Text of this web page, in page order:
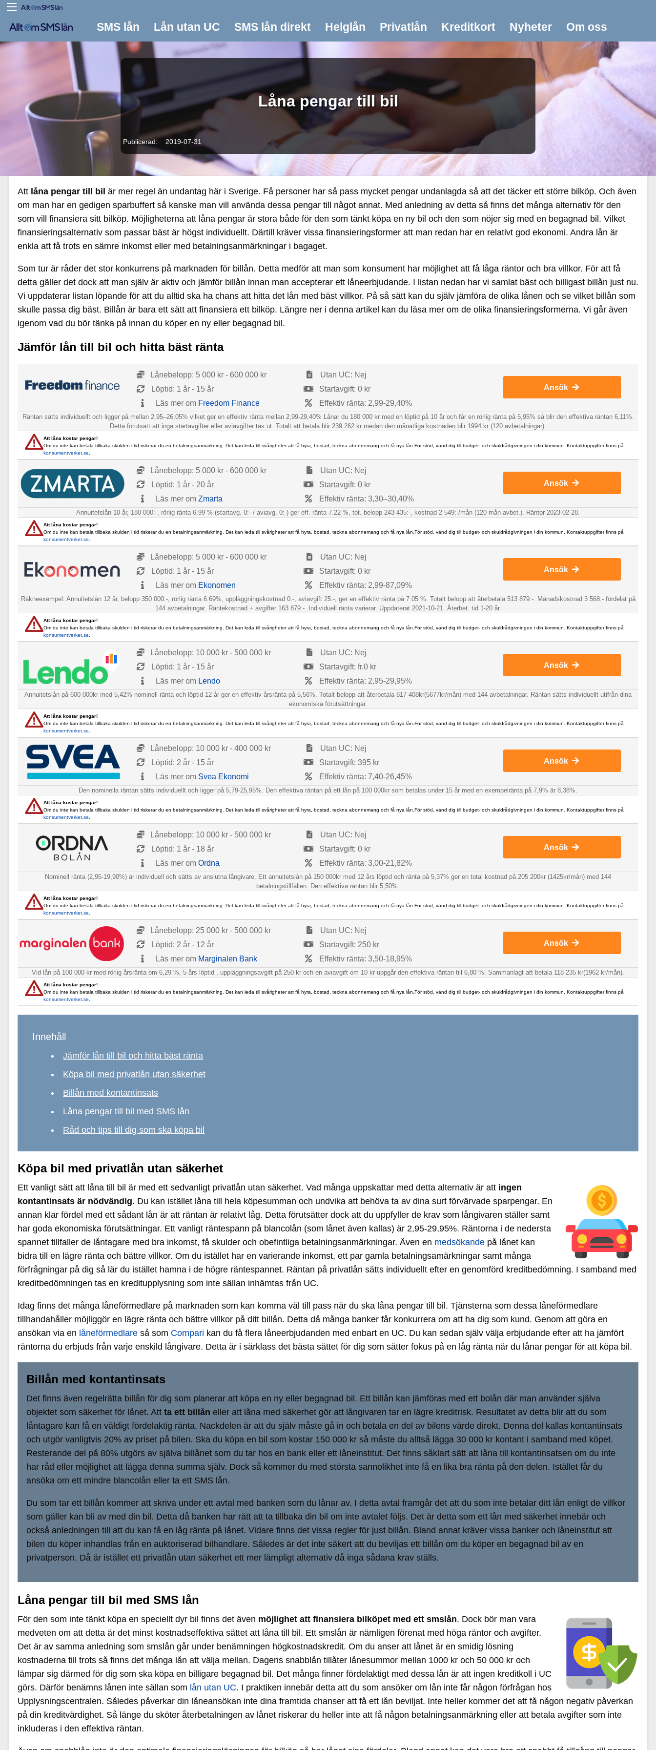
SMS lån Lån utan UC SMS lån direkt Helglån Privatlån Kreditkort Nyheter Om oss
Låna pengar till bil
Publicerad: 2019-07-31
Att låna pengar till bil är mer regel än undantag här i Sverige. Få personer har så pass mycket pengar undanlagda så att det täcker ett större bilköp. Och även
om man har en gedigen sparbuffert så kanske man vill använda dessa pengar till något annat. Med anledning av detta så finns det många alternativ för den
som vill finansiera sitt bilköp. Möjligheterna att låna pengar är stora både för den som tänkt köpa en ny bil och den som nöjer sig med en begagnad bil. Vilket
finansieringsalternativ som passar bäst är högst individuellt. Därtill kräver vissa finansieringsformer att man redan har en relativt god ekonomi. Andra lån är
enkla att få trots en sämre inkomst eller med betalningsanmärkningar i bagaget.
Som tur är råder det stor konkurrens på marknaden för billån. Detta medför att man som konsument har möjlighet att få låga räntor och bra villkor. För att få
detta gäller det dock att man själv är aktiv och jämför billån innan man accepterar ett låneerbjudande. I listan nedan har vi samlat bäst och billigast billån just nu.
Vi uppdaterar listan löpande för att du alltid ska ha chans att hitta det lån med bäst villkor. På så sätt kan du själv jämföra de olika lånen och se vilket billån som
skulle passa dig bäst. Billån är bara ett sätt att finansiera ett bilköp. Längre ner i denna artikel kan du läsa mer om de olika finansieringsformerna. Vi går även
igenom vad du bör tänka på innan du köper en ny eller begagnad bil.
Jämför lån till bil och hitta bäst ränta
Lånebelopp: 5 000 kr - 600 000 kr
Löptid: 1 år - 15 år
Läs mer om Freedom Finance
Utan UC: Nej
Startavgift: 0 kr
Effektiv ränta: 2,99-29,40%
Ansök
Räntan sätts individuellt och ligger på mellan 2,95–26,05% vilket ger en effektiv ränta mellan 2,99-29,40% Lånar du 180 000 kr med en löptid på 10 år och får en rörlig ränta på 5,95% så blir den effektiva räntan 6,11%.
Detta förutsatt att inga startavgifter eller aviavgifter tas ut. Totalt att betala blir 239 262 kr medan den månatliga kostnaden blir 1994 kr (120 avbetalningar).
Att låna kostar pengar!
Om du inte kan betala tillbaka skulden i tid riskerar du en betalningsanmärkning. Det kan leda till svårigheter att få hyra, bostad, teckna abonnemang och få nya lån.För stöd, vänd dig till budget- och skuldrådgivningen i din kommun. Kontaktuppgifter finns på
konsumentverket.se
Lånebelopp: 5 000 kr - 600 000 kr
Löptid: 1 år - 20 år
Läs mer om Zmarta
Utan UC: Nej
Startavgift: 0 kr
Effektiv ränta: 3,30–30,40%
Ansök
Annuitetslån 10 år, 180 000:-, rörlig ränta 6.99 % (startavg. 0:- / aviavg. 0:-) ger eff. ränta 7.22 %, tot. belopp 243 435:-, kostnad 2 549:-/mån (120 mån avbet.). Räntor 2023-02-28.
Att låna kostar pengar!
Om du inte kan betala tillbaka skulden i tid riskerar du en betalningsanmärkning. Det kan leda till svårigheter att få hyra, bostad, teckna abonnemang och få nya lån.För stöd, vänd dig till budget- och skuldrådgivningen i din kommun. Kontaktuppgifter finns på
konsumentverket.se
Lånebelopp: 5 000 kr - 600 000 kr
Löptid: 1 år - 15 år
Läs mer om Ekonomen
Utan UC: Nej
Startavgift: 0 kr
Effektiv ränta: 2,99-87,09%
Ansök
Räkneexempel: Annuitetslån 12 år, belopp 350 000:-, rörlig ränta 6.69%, uppläggningskostnad 0:-, aviavgift 25:-, ger en effektiv ränta på 7.05 %. Totalt belopp att återbetala 513 879:-. Månadskostnad 3 568:- fördelat på
144 avbetalningar. Räntekostnad + avgifter 163 879:-. Individuell ränta varierar. Uppdaterat 2021-10-21. Återbet. tid 1-20 år.
Att låna kostar pengar!
Om du inte kan betala tillbaka skulden i tid riskerar du en betalningsanmärkning. Det kan leda till svårigheter att få hyra, bostad, teckna abonnemang och få nya lån.För stöd, vänd dig till budget- och skuldrådgivningen i din kommun. Kontaktuppgifter finns på
konsumentverket.se
Lånebelopp: 10 000 kr - 500 000 kr
Löptid: 1 år - 15 år
Läs mer om Lendo
Utan UC: Nej
Startavgift: fr.0 kr
Effektiv ränta: 2,95-29,95%
Ansök
Annuitetslån på 600 000kr med 5,42% nominell ränta och löptid 12 år ger en effektiv årsränta på 5,56%. Totalt belopp att återbetala 817 408kr(5677kr/mån) med 144 avbetalningar. Räntan sätts individuellt utifrån dina
ekonomiska förutsättningar.
Att låna kostar pengar!
Om du inte kan betala tillbaka skulden i tid riskerar du en betalningsanmärkning. Det kan leda till svårigheter att få hyra, bostad, teckna abonnemang och få nya lån.För stöd, vänd dig till budget- och skuldrådgivningen i din kommun. Kontaktuppgifter finns på
konsumentverket.se
Lånebelopp: 10 000 kr - 400 000 kr
Löptid: 2 år - 15 år
Läs mer om Svea Ekonomi
Utan UC: Nej
Startavgift: 395 kr
Effektiv ränta: 7,40-26,45%
Ansök
Den nominella räntan sätts individuellt och ligger på 5,79-25,95%. Den effektiva räntan på ett lån på 100 000kr som betalas under 15 år med en exempelränta på 7,9% är 8,38%.
Att låna kostar pengar!
Om du inte kan betala tillbaka skulden i tid riskerar du en betalningsanmärkning. Det kan leda till svårigheter att få hyra, bostad, teckna abonnemang och få nya lån.För stöd, vänd dig till budget- och skuldrådgivningen i din kommun. Kontaktuppgifter finns på
konsumentverket.se
Lånebelopp: 10 000 kr - 500 000 kr
Löptid: 1 år - 18 år
Läs mer om Ordna
Utan UC: Nej
Startavgift: 0 kr
Effektiv ränta: 3,00-21,82%
Ansök
Nominell ränta (2,95-19,90%) är individuell och sätts av anslutna långivare. Ett annuitetslån på 150 000kr med 12 års löptid och ränta på 5,37% ger en total kostnad på 205 200kr (1425kr/mån) med 144
betalningstillfällen. Den effektiva räntan blir 5,50%.
Att låna kostar pengar!
Om du inte kan betala tillbaka skulden i tid riskerar du en betalningsanmärkning. Det kan leda till svårigheter att få hyra, bostad, teckna abonnemang och få nya lån.För stöd, vänd dig till budget- och skuldrådgivningen i din kommun. Kontaktuppgifter finns på
konsumentverket.se
Lånebelopp: 25 000 kr - 500 000 kr
Löptid: 2 år - 12 år
Läs mer om Marginalen Bank
Utan UC: Nej
Startavgift: 250 kr
Effektiv ränta: 3,50-18,95%
Ansök
Vid lån på 100 000 kr med rörlig årsränta om 6,29 %, 5 års löptid , uppläggningsavgift på 250 kr och en aviavgift om 10 kr uppgår den effektiva räntan till 6,80 %. Sammanlagt att betala 118 235 kr(1962 kr/mån).
Att låna kostar pengar!
Om du inte kan betala tillbaka skulden i tid riskerar du en betalningsanmärkning. Det kan leda till svårigheter att få hyra, bostad, teckna abonnemang och få nya lån.För stöd, vänd dig till budget- och skuldrådgivningen i din kommun. Kontaktuppgifter finns på
konsumentverket.se
Innehåll
Jämför lån till bil och hitta bäst ränta
Köpa bil med privatlån utan säkerhet
Billån med kontantinsats
Låna pengar till bil med SMS lån
Råd och tips till dig som ska köpa bil
Köpa bil med privatlån utan säkerhet
Ett vanligt sätt att låna till bil är med ett sedvanligt privatlån utan säkerhet. Vad många uppskattar med detta alternativ är att ingen
kontantinsats är nödvändig. Du kan istället låna till hela köpesumman och undvika att behöva ta av dina surt förvärvade sparpengar. En
annan klar fördel med ett sådant lån är att räntan är relativt låg. Detta förutsätter dock att du uppfyller de krav som långivaren ställer samt
har goda ekonomiska förutsättningar. Ett vanligt räntespann på blancolån (som lånet även kallas) är 2,95-29,95%. Räntorna i de nedersta
spannet tillfaller de låntagare med bra inkomst, få skulder och obefintliga betalningsanmärkningar. Även en medsökandepå lånet kan
bidra till en lägre ränta och bättre villkor. Om du istället har en varierande inkomst, ett par gamla betalningsamärkningar samt många
förfrågningar på dig så lär du istället hamna i de högre räntespannet. Räntan på privatlån sätts individuellt efter en genomförd kreditbedömning. I samband med
kreditbedömningen tas en kreditupplysning som inte sällan inhämtas från UC.
Idag finns det många låneförmedlare på marknaden som kan komma väl till pass när du ska låna pengar till bil. Tjänsterna som dessa låneförmedlare
tillhandahåller möjliggör en lägre ränta och bättre villkor på ditt billån. Detta då många banker får konkurrera om att ha dig som kund. Genom att göra en
ansökan via en låneförmedlareså som Compari kan du få flera låneerbjudanden med enbart en UC. Du kan sedan själv välja erbjudande efter att ha jämfört
räntorna du erbjuds från varje enskild långivare. Detta är i särklass det bästa sättet för dig som sätter fokus på en låg ränta när du lånar pengar för att köpa bil.
Billån med kontantinsats
Det finns även regelrätta billån för dig som planerar att köpa en ny eller begagnad bil. Ett billån kan jämföras med ett bolån där man använder själva
objektet som säkerhet för lånet. Att ta ett billån eller att låna med säkerhet gör att långivaren tar en lägre kreditrisk. Resultatet av detta blir att du som
låntagare kan få en väldigt fördelaktig ränta. Nackdelen är att du själv måste gå in och betala en del av bilens värde direkt. Denna del kallas kontantinsats
och utgör vanligtvis 20% av priset på bilen. Ska du köpa en bil som kostar 150 000 kr så måste du alltså lägga 30 000 kr kontant i samband med köpet.
Resterande del på 80% utgörs av själva billånet som du tar hos en bank eller ett låneinstitut. Det finns såklart sätt att låna till kontantinsatsen om du inte
har råd eller möjlighet att lägga denna summa själv. Dock så kommer du med största sannolikhet inte få en lika bra ränta på den delen. Istället får du
ansöka om ett mindre blancolån eller ta ett SMS lån.
Du som tar ett billån kommer att skriva under ett avtal med banken som du lånar av. I detta avtal framgår det att du som inte betalar ditt lån enligt de villkor
som gäller kan bli av med din bil. Detta då banken har rätt att ta tillbaka din bil om inte avtalet följs. Det är detta som ett lån med säkerhet innebär och
också anledningen till att du kan få en låg ränta på lånet. Vidare finns det vissa regler för just billån. Bland annat kräver vissa banker och låneinstitut att
bilen du köper inhandlas från en auktoriserad bilhandlare. Således är det inte säkert att du beviljas ett billån om du köper en begagnad bil av en
privatperson. Då är istället ett privatlån utan säkerhet ett mer lämpligt alternativ då inga sådana krav ställs.
Låna pengar till bil med SMS lån
För den som inte tänkt köpa en speciellt dyr bil finns det även möjlighet att finansiera bilköpet med ett smslån. Dock bör man vara
medveten om att detta är det minst kostnadseffektiva sättet att låna till bil. Ett smslån är nämligen förenat med höga räntor och avgifter.
Det är av samma anledning som smslån går under benämningen högkostnadskredit. Om du anser att lånet är en smidig lösning
kostnaderna till trots så finns det många lån att välja mellan. Dagens snabblån tillåter lånesummor mellan 1000 kr och 50 000 kr och
lämpar sig därmed för dig som ska köpa en billigare begagnad bil. Det många finner fördelaktigt med dessa lån är att ingen kreditkoll i UC
görs. Därför benämns lånen inte sällan som lån utan UC. I praktiken innebär detta att du som ansöker om lån inte får någon förfrågan hos
Upplysningscentralen. Således påverkar din låneansökan inte dina framtida chanser att få ett lån beviljat. Inte heller kommer det att få någon negativ påverkan
på din kreditvärdighet. Så länge du sköter återbetalningen av lånet riskerar du heller inte att få någon betalningsanmärkning eller att betala avgifter som inte
inkluderas i den effektiva räntan.